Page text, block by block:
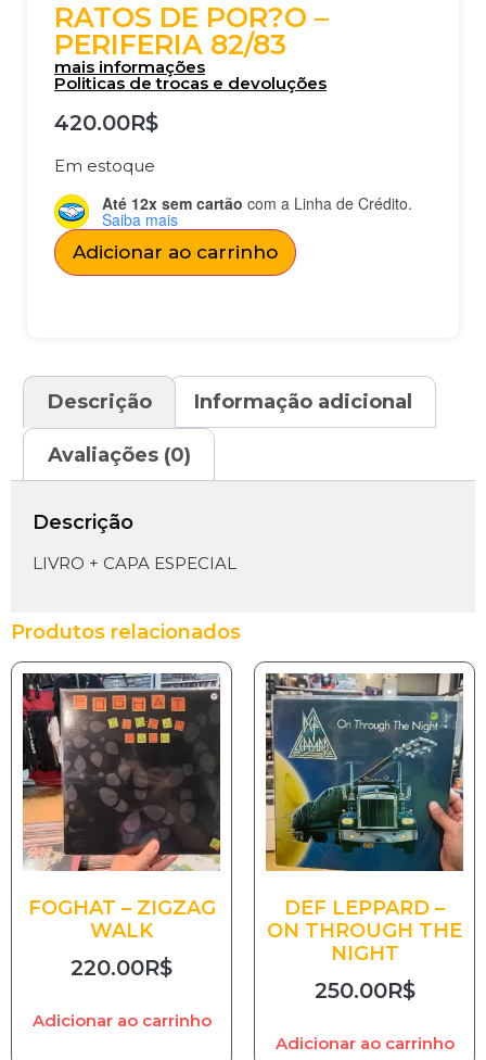
RATOS DE POR?O –
PERIFERIA 82/83
mais informações
Politicas de trocas e devoluções
420.00R$
Em estoque
Até 12x sem cartão com a Linha de Crédito.
Saiba mais
Adicionar ao carrinho
Descrição Informação adicional
Avaliações (0)
Descrição
LIVRO + CAPA ESPECIAL
Produtos relacionados
FOGHAT – ZIGZAG
WALK
220.00R$
Adicionar ao carrinho
DEF LEPPARD –
ON THROUGH THE
NIGHT
250.00R$
Adicionar ao carrinho